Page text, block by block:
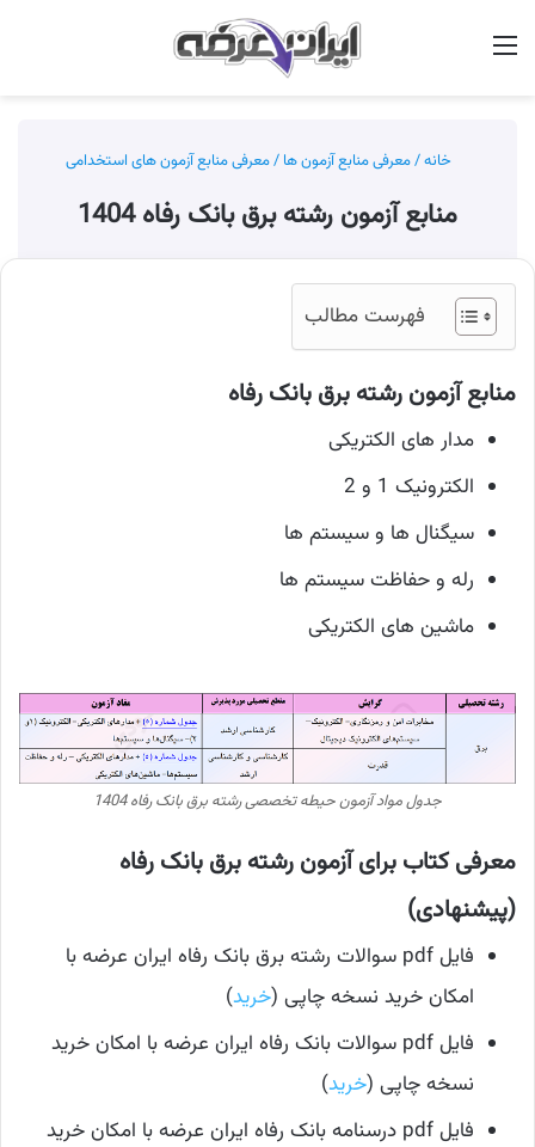
خانه/معرفی منابع آزمون ها /معرفی منابع آزمون های استخدامی
منابع آزمون رشته برق بانک رفاه 1404
فهرست مطالب
منابع آزمون رشته برق بانک رفاه
مدار های الکتریکی
الکترونیک 1 و 2
سیگنال ها و سیستم ها
رله و حفاظت سیستم ها
ماشین های الکتریکی
جدول مواد آزمون حیطه تخصصی رشته برق بانک رفاه 1404
معرفی کتاب برای آزمون رشته برق بانک رفاه
(پیشنهادی)
فایل pdf سوالات رشته برق بانک رفاه ایران عرضه با
امکان خرید نسخه چاپی (خرید)
فایل pdf سوالات بانک رفاه ایران عرضه با امکان خرید
نسخه چاپی (خرید)
فایل pdf درسنامه بانک رفاه ایران عرضه با امکان خرید